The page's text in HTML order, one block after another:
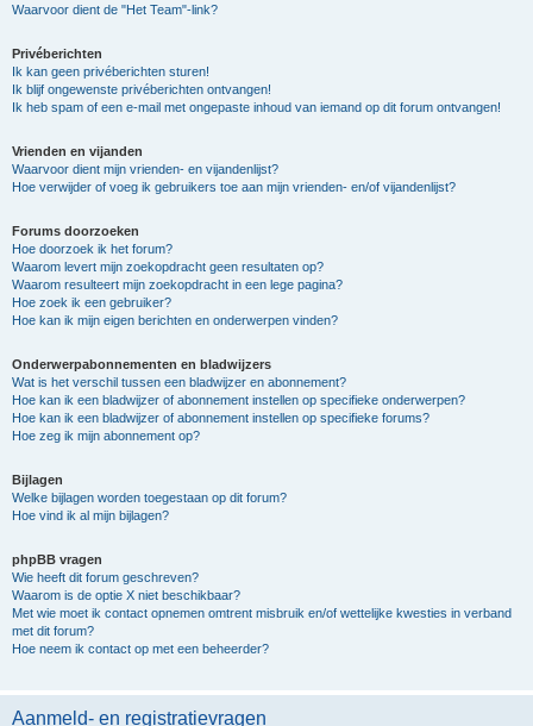
Waarvoor dient de "Het Team"-link?
Privéberichten
Ik kan geen privéberichten sturen!
Ik blijf ongewenste privéberichten ontvangen!
Ik heb spam of een e-mail met ongepaste inhoud van iemand op dit forum ontvangen!
Vrienden en vijanden
Waarvoor dient mijn vrienden- en vijandenlijst?
Hoe verwijder of voeg ik gebruikers toe aan mijn vrienden- en/of vijandenlijst?
Forums doorzoeken
Hoe doorzoek ik het forum?
Waarom levert mijn zoekopdracht geen resultaten op?
Waarom resulteert mijn zoekopdracht in een lege pagina?
Hoe zoek ik een gebruiker?
Hoe kan ik mijn eigen berichten en onderwerpen vinden?
Onderwerpabonnementen en bladwijzers
Wat is het verschil tussen een bladwijzer en abonnement?
Hoe kan ik een bladwijzer of abonnement instellen op specifieke onderwerpen?
Hoe kan ik een bladwijzer of abonnement instellen op specifieke forums?
Hoe zeg ik mijn abonnement op?
Bijlagen
Welke bijlagen worden toegestaan op dit forum?
Hoe vind ik al mijn bijlagen?
phpBB vragen
Wie heeft dit forum geschreven?
Waarom is de optie X niet beschikbaar?
Met wie moet ik contact opnemen omtrent misbruik en/of wettelijke kwesties in verband
met dit forum?
Hoe neem ik contact op met een beheerder?
Aanmeld- en registratievragen